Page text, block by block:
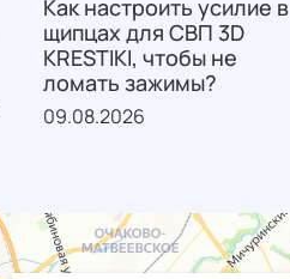
Как настроить усилие в
щипцах для СВП 3D
KRESTIKI, чтобы не
ломать зажимы?
09.08.2026